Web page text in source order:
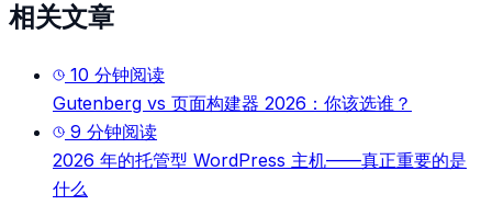
相关文章
10 分钟阅读
Gutenberg vs 页面构建器 2026：你该选谁？
9 分钟阅读
2026 年的托管型 WordPress 主机——真正重要的是
什么